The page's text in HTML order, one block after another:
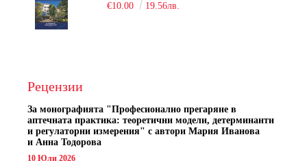
€10.00
19.56лв.
Рецензии
За монографията "Професионално прегаряне в
аптечната практика: теоретични модели, детерминанти
и регулаторни измерения" с автори Мария Иванова
и Анна Тодорова
10 Юли 2026